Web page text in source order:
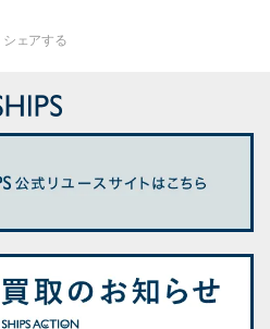
シェアする